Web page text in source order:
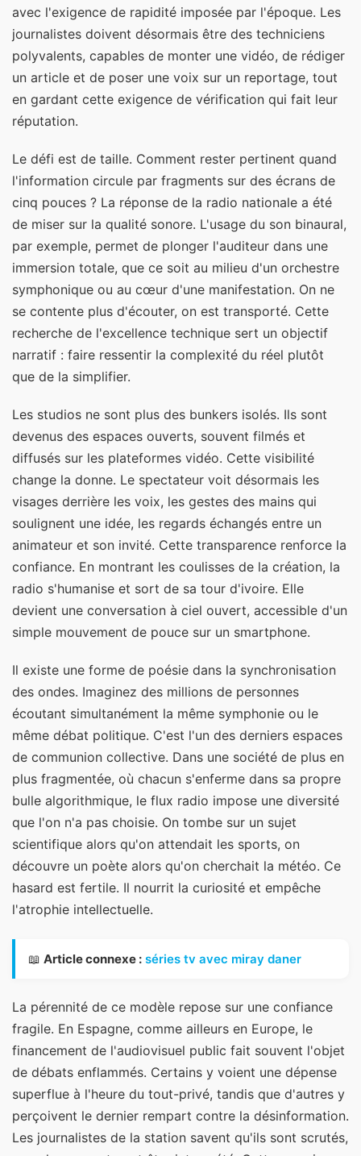
avec l'exigence de rapidité imposée par l'époque. Les
journalistes doivent désormais être des techniciens
polyvalents, capables de monter une vidéo, de rédiger
un article et de poser une voix sur un reportage, tout
en gardant cette exigence de vérification qui fait leur
réputation.
Le défi est de taille. Comment rester pertinent quand
l'information circule par fragments sur des écrans de
cinq pouces ? La réponse de la radio nationale a été
de miser sur la qualité sonore. L'usage du son binaural,
par exemple, permet de plonger l'auditeur dans une
immersion totale, que ce soit au milieu d'un orchestre
symphonique ou au cœur d'une manifestation. On ne
se contente plus d'écouter, on est transporté. Cette
recherche de l'excellence technique sert un objectif
narratif : faire ressentir la complexité du réel plutôt
que de la simplifier.
Les studios ne sont plus des bunkers isolés. Ils sont
devenus des espaces ouverts, souvent filmés et
diffusés sur les plateformes vidéo. Cette visibilité
change la donne. Le spectateur voit désormais les
visages derrière les voix, les gestes des mains qui
soulignent une idée, les regards échangés entre un
animateur et son invité. Cette transparence renforce la
confiance. En montrant les coulisses de la création, la
radio s'humanise et sort de sa tour d'ivoire. Elle
devient une conversation à ciel ouvert, accessible d'un
simple mouvement de pouce sur un smartphone.
Il existe une forme de poésie dans la synchronisation
des ondes. Imaginez des millions de personnes
écoutant simultanément la même symphonie ou le
même débat politique. C'est l'un des derniers espaces
de communion collective. Dans une société de plus en
plus fragmentée, où chacun s'enferme dans sa propre
bulle algorithmique, le flux radio impose une diversité
que l'on n'a pas choisie. On tombe sur un sujet
scientifique alors qu'on attendait les sports, on
découvre un poète alors qu'on cherchait la météo. Ce
hasard est fertile. Il nourrit la curiosité et empêche
l'atrophie intellectuelle.
📖 Article connexe : séries tv avec miray daner
La pérennité de ce modèle repose sur une confiance
fragile. En Espagne, comme ailleurs en Europe, le
financement de l'audiovisuel public fait souvent l'objet
de débats enflammés. Certains y voient une dépense
superflue à l'heure du tout-privé, tandis que d'autres y
perçoivent le dernier rempart contre la désinformation.
Les journalistes de la station savent qu'ils sont scrutés,